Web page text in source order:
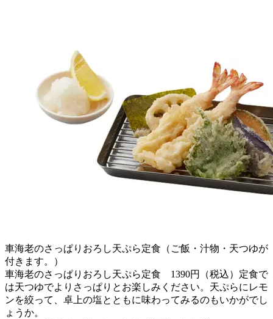
車海老のさっぱりおろし天ぷら定食（ご飯・汁物・天つゆが
付きます。）
車海老のさっぱりおろし天ぷら定食 1390円（税込）定食で
は天つゆでよりさっぱりとお楽しみください。天ぷらにレモ
ンを絞って、卓上の塩とともに味わってみるのもいかがでし
ょうか。